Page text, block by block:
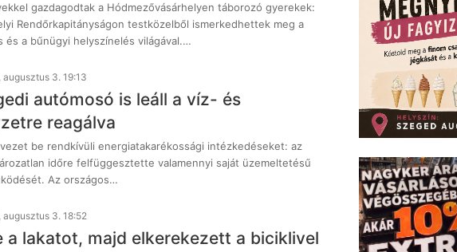
gazdagodtak a Hódmezővásárhelyen táborozó gyerekek:
Rendőrkapitányságon testközelből ismerkedhettek meg a
és a bűnügyi helyszínelés világával.…
augusztus 3. 19:13
autómosó is leáll a víz- és
reagálva
be rendkívüli energiatakarékossági intézkedéseket: az
időre felfüggesztette valamennyi saját üzemeltetésű
Az országos…
augusztus 3. 18:52
a lakatot, majd elkerekezett a biciklivel